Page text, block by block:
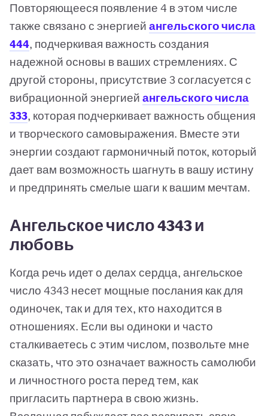
Повторяющееся появление 4 в этом числе
также связано с энергией ангельского числа
444, подчеркивая важность создания
надежной основы в ваших стремлениях. С
другой стороны, присутствие 3 согласуется с
вибрационной энергией ангельского числа
333, которая подчеркивает важность общения
и творческого самовыражения. Вместе эти
энергии создают гармоничный поток, который
дает вам возможность шагнуть в вашу истину
и предпринять смелые шаги к вашим мечтам.
Ангельское число 4343 и
любовь
Когда речь идет о делах сердца, ангельское
число 4343 несет мощные послания как для
одиночек, так и для тех, кто находится в
отношениях. Если вы одиноки и часто
сталкиваетесь с этим числом, позвольте мне
сказать, что это означает важность самолюби
и личностного роста перед тем, как
пригласить партнера в свою жизнь.